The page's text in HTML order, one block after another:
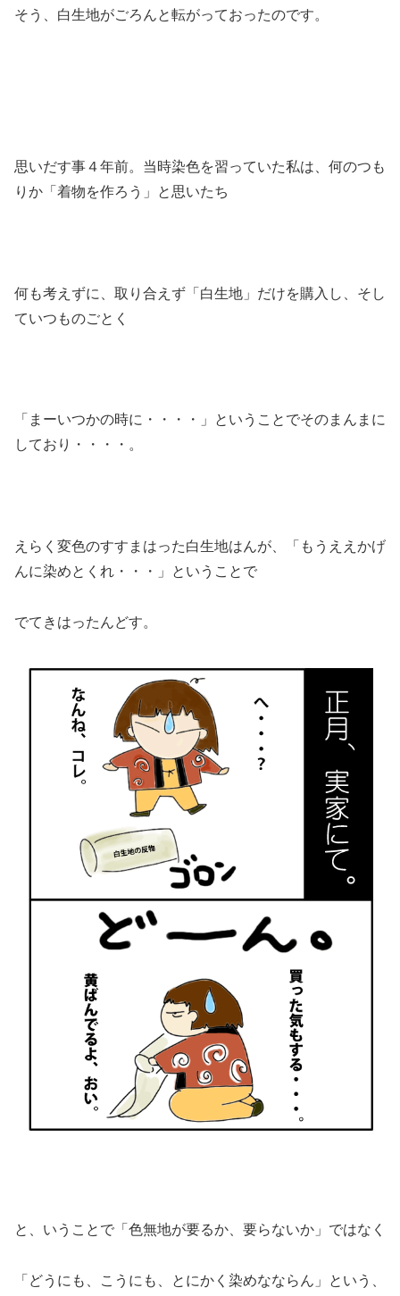
そう、白生地がごろんと転がっておったのです。
思いだす事４年前。当時染色を習っていた私は、何のつも
りか「着物を作ろう」と思いたち
何も考えずに、取り合えず「白生地」だけを購入し、そし
ていつものごとく
「まーいつかの時に・・・・」ということでそのまんまに
しており・・・・。
えらく変色のすすまはった白生地はんが、「もうええかげ
んに染めとくれ・・・」ということで
でてきはったんどす。
と、いうことで「色無地が要るか、要らないか」ではなく
「どうにも、こうにも、とにかく染めなならん」という、